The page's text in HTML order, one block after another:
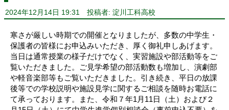
2024年12月14日 19:31 投稿者: 淀川工科高校
寒さが厳しい時期での開催となりましたが、多数の中学生・
保護者の皆様にお申込みいただき、厚く御礼申しあげます。
当日は通常授業の様子だけでなく、実習施設や部活動等をご
覧いただきました。ご見学希望の部活動数も増加し、演劇部
や軽音楽部等もご覧いただきました。引き続き、平日の放課
後等での学校説明や施設見学に関するご相談を随時お電話に
て承っております。また、令和７年1月11日（土）および２